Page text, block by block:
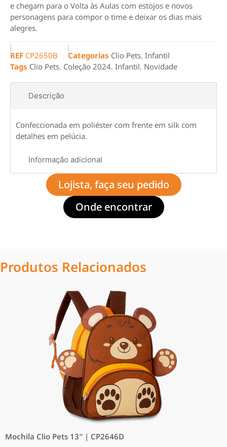
e chegam para o Volta às Aulas com estojos e novos
personagens para compor o time e deixar os dias mais
alegres.
REF CP2650B Categorias Clio Pets, Infantil
Tags Clio Pets, Coleção 2024, Infantil, Novidade
Descrição
Informação adicional
Confeccionada em poliéster com frente em silk com
detalhes em pelúcia.
Lojista, faça seu pedido
Onde encontrar
Produtos Relacionados
Mochila Clio Pets 13″ | CP2646D